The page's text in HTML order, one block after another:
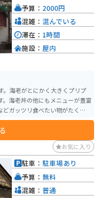
。海老がとにかく大きくプリプ
。海老丼の他にもメニューが豊富
ガッツリ食べたい物がたくさん
おにぎり）も美味しいので、旅
サッパリと食事を済ませたい
。どれにするか楽しみながら悩
予算： 2000円
混雑： 混んでいる
滞在： 1時間
施設： 屋内
お気に入り
駐車： 駐車場あり
予算： 無料
混雑： 普通